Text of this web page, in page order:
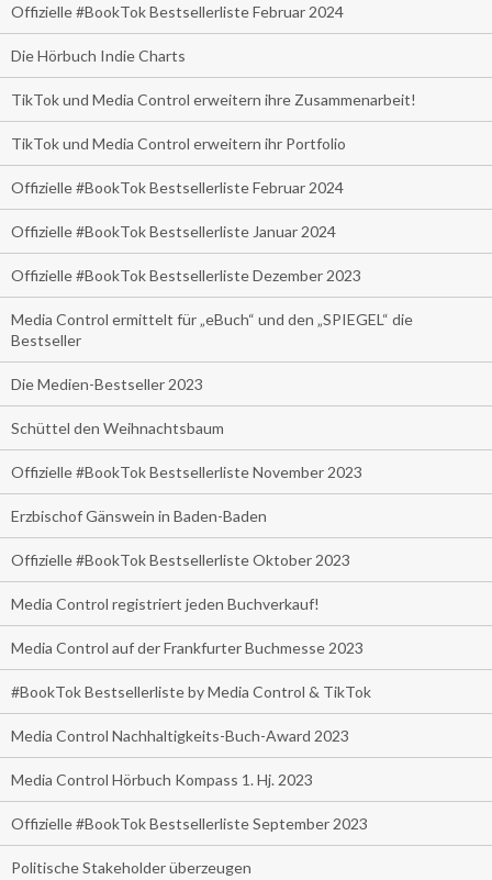
Offizielle #BookTok Bestsellerliste Februar 2024
Die Hörbuch Indie Charts
TikTok und Media Control erweitern ihre Zusammenarbeit!
TikTok und Media Control erweitern ihr Portfolio
Offizielle #BookTok Bestsellerliste Februar 2024
Offizielle #BookTok Bestsellerliste Januar 2024
Offizielle #BookTok Bestsellerliste Dezember 2023
Media Control ermittelt für „eBuch“ und den „SPIEGEL“ die
Bestseller
Die Medien-Bestseller 2023
Schüttel den Weihnachtsbaum
Offizielle #BookTok Bestsellerliste November 2023
Erzbischof Gänswein in Baden-Baden
Offizielle #BookTok Bestsellerliste Oktober 2023
Media Control registriert jeden Buchverkauf!
Media Control auf der Frankfurter Buchmesse 2023
#BookTok Bestsellerliste by Media Control & TikTok
Media Control Nachhaltigkeits-Buch-Award 2023
Media Control Hörbuch Kompass 1. Hj. 2023
Offizielle #BookTok Bestsellerliste September 2023
Politische Stakeholder überzeugen